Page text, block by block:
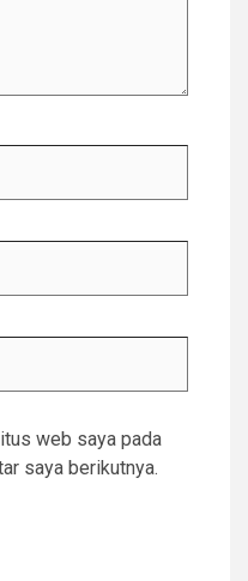
web saya pada
saya berikutnya.